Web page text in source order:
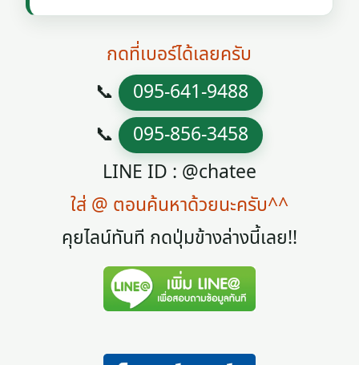
กดที่เบอร์ได้เลยครับ
📞 095-641-9488
📞 095-856-3458
LINE ID : @chatee
ใส่ @ ตอนค้นหาด้วยนะครับ^^
คุยไลน์ทันที กดปุ่มข้างล่างนี้เลย!!